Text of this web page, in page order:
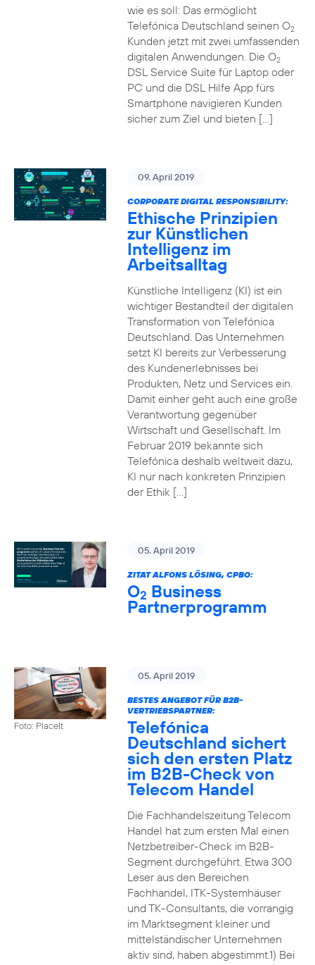
wie es soll: Das ermöglicht
Telefónica Deutschland seinen O2
Kunden jetzt mit zwei umfassenden
digitalen Anwendungen. Die O2
DSL Service Suite für Laptop oder
PC und die DSL Hilfe App fürs
Smartphone navigieren Kunden
sicher zum Ziel und bieten […]
09. April 2019
CORPORATE DIGITAL RESPONSIBILITY:
Ethische Prinzipien
zur Künstlichen
Intelligenz im
Arbeitsalltag
Künstliche Intelligenz (KI) ist ein
wichtiger Bestandteil der digitalen
Transformation von Telefónica
Deutschland. Das Unternehmen
setzt KI bereits zur Verbesserung
des Kundenerlebnisses bei
Produkten, Netz und Services ein.
Damit einher geht auch eine große
Verantwortung gegenüber
Wirtschaft und Gesellschaft. Im
Februar 2019 bekannte sich
Telefónica deshalb weltweit dazu,
KI nur nach konkreten Prinzipien
der Ethik […]
05. April 2019
ZITAT ALFONS LÖSING, CPBO:
O2 Business
Partnerprogramm
Foto: PlaceIt
05. April 2019
BESTES ANGEBOT FÜR B2B-
VERTRIEBSPARTNER:
Telefónica
Deutschland sichert
sich den ersten Platz
im B2B-Check von
Telecom Handel
Die Fachhandelszeitung Telecom
Handel hat zum ersten Mal einen
Netzbetreiber-Check im B2B-
Segment durchgeführt. Etwa 300
Leser aus den Bereichen
Fachhandel, ITK-Systemhäuser
und TK-Consultants, die vorrangig
im Marktsegment kleiner und
mittelständischer Unternehmen
aktiv sind, haben abgestimmt.1) Bei